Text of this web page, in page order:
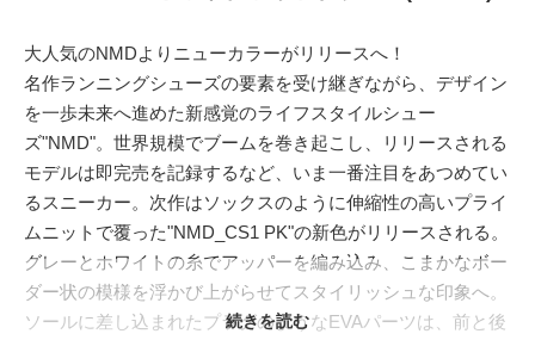
大人気のNMDよりニューカラーがリリースへ！
名作ランニングシューズの要素を受け継ぎながら、デザイン
を一歩未来へ進めた新感覚のライフスタイルシュー
ズ"NMD"。世界規模でブームを巻き起こし、リリースされる
モデルは即完売を記録するなど、いま一番注目をあつめてい
るスニーカー。次作はソックスのように伸縮性の高いプライ
ムニットで覆った"NMD_CS1 PK"の新色がリリースされる。
グレーとホワイトの糸でアッパーを編み込み、こまかなボー
ダー状の模様を浮かび上がらせてスタイリッシュな印象へ。
ソールに差し込まれたプラグのようなEVAパーツは、前と後
続きを読む